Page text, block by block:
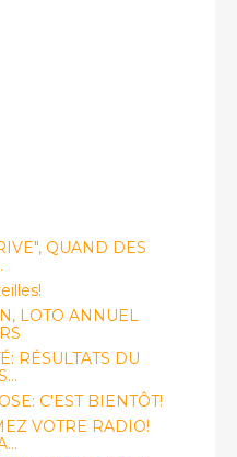
QUAND DES
LOTO ANNUEL
RÉSULTATS DU
C'EST BIENTÔT!
VOTRE RADIO!